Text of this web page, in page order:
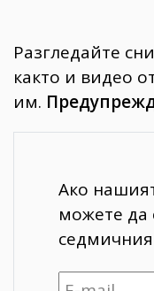
Разгледайте
както и видео
им.
Ако
можете да